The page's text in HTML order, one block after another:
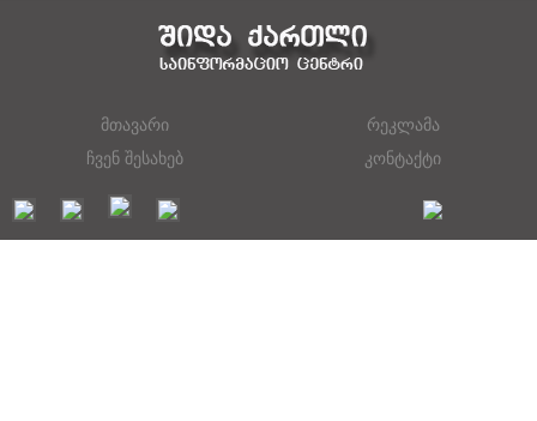
მთავარი
რეკლამა
ჩვენ შესახებ
კონტაქტი